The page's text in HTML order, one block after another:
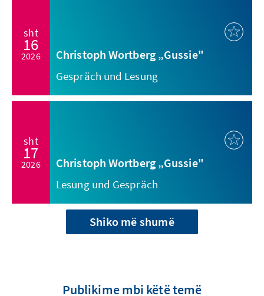
sht
16
2026 Christoph Wortberg „Gussie"
Gespräch und Lesung
sht
17
2026 Christoph Wortberg „Gussie"
Lesung und Gespräch
Shiko më shumë
Publikime mbi këtë temë